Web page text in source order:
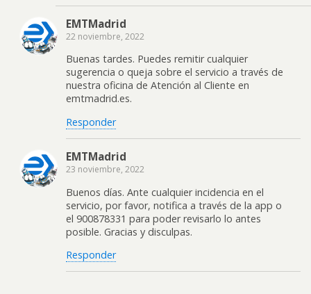
EMTMadrid
22 noviembre, 2022
Buenas tardes. Puedes remitir cualquier
sugerencia o queja sobre el servicio a través de
nuestra oficina de Atención al Cliente en
emtmadrid.es.
Responder
EMTMadrid
23 noviembre, 2022
Buenos días. Ante cualquier incidencia en el
servicio, por favor, notifica a través de la app o
el 900878331 para poder revisarlo lo antes
posible. Gracias y disculpas.
Responder